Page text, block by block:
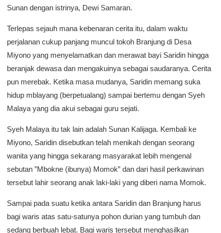
Sunan dengan istrinya, Dewi Samaran.
Terlepas sejauh mana kebenaran cerita itu, dalam waktu
perjalanan cukup panjang muncul tokoh Branjung di Desa
Miyono yang menyelamatkan dan merawat bayi Saridin hingga
beranjak dewasa dan mengakuinya sebagai saudaranya. Cerita
pun merebak. Ketika masa mudanya, Saridin memang suka
hidup mblayang (berpetualang) sampai bertemu dengan Syeh
Malaya yang dia akui sebagai guru sejati.
Syeh Malaya itu tak lain adalah Sunan Kalijaga. Kembali ke
Miyono, Saridin disebutkan telah menikah dengan seorang
wanita yang hingga sekarang masyarakat lebih mengenal
sebutan ”Mbokne (ibunya) Momok” dan dari hasil perkawinan
tersebut lahir seorang anak laki-laki yang diberi nama Momok.
Sampai pada suatu ketika antara Saridin dan Branjung harus
bagi waris atas satu-satunya pohon durian yang tumbuh dan
sedang berbuah lebat. Bagi waris tersebut menghasilkan